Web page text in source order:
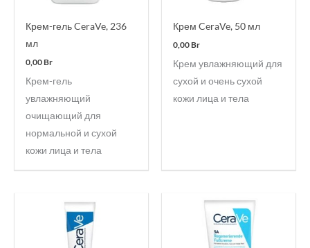
Крем-гель CeraVe, 236
мл
0,00Br
Крем-гель
увлажняющий
очищающий для
нормальной и сухой
кожи лица и тела
Крем CeraVe, 50 мл
0,00Br
Крем увлажняющий для
сухой и очень сухой
кожи лица и тела